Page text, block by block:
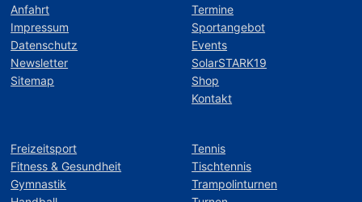
Anfahrt
Impressum
Datenschutz
Newsletter
Sitemap
Termine
Sportangebot
Events
SolarSTARK19
Shop
Kontakt
Freizeitsport
Fitness & Gesundheit
Gymnastik
Tennis
Tischtennis
Trampolinturnen